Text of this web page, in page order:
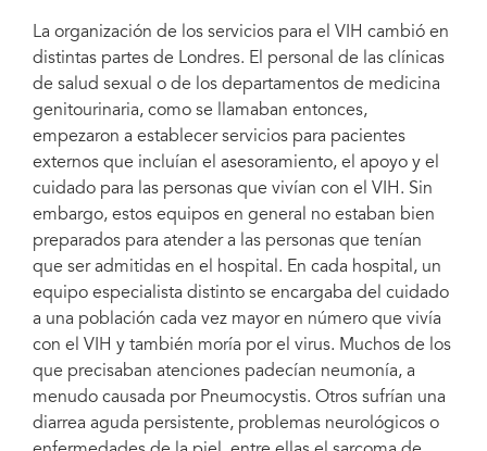
La organización de los servicios para el VIH cambió en
distintas partes de Londres. El personal de las clínicas
de salud sexual o de los departamentos de medicina
genitourinaria, como se llamaban entonces,
empezaron a establecer servicios para pacientes
externos que incluían el asesoramiento, el apoyo y el
cuidado para las personas que vivían con el VIH. Sin
embargo, estos equipos en general no estaban bien
preparados para atender a las personas que tenían
que ser admitidas en el hospital. En cada hospital, un
equipo especialista distinto se encargaba del cuidado
a una población cada vez mayor en número que vivía
con el VIH y también moría por el virus. Muchos de los
que precisaban atenciones padecían neumonía, a
menudo causada por Pneumocystis. Otros sufrían una
diarrea aguda persistente, problemas neurológicos o